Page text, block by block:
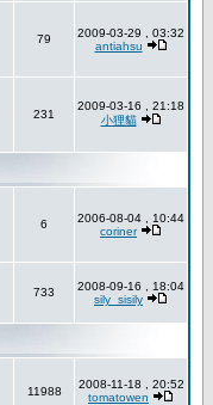
79
2009-03-29 , 03:32
antiahsu
231
2009-03-16 , 21:18
小狸貓
6
2006-08-04 , 10:44
coriner
733
2008-09-16 , 18:04
sily_sisily
11988
2008-11-18 , 20:52
tomatowen